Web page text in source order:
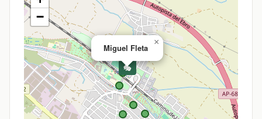
🎭
Miguel Fleta
×
−